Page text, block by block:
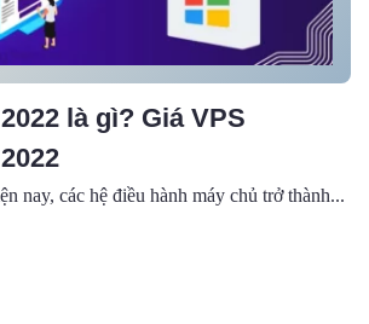
là gì? Giá VPS
nay, các hệ điều hành máy chủ trở thành...